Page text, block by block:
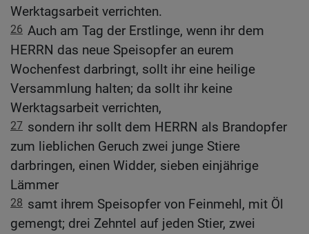
Werktagsarbeit verrichten.
26 Auch am Tag der Erstlinge, wenn ihr dem
HERRN das neue Speisopfer an eurem
Wochenfest darbringt, sollt ihr eine heilige
Versammlung halten; da sollt ihr keine
Werktagsarbeit verrichten,
27 sondern ihr sollt dem HERRN als Brandopfer
zum lieblichen Geruch zwei junge Stiere
darbringen, einen Widder, sieben einjährige
Lämmer
28 samt ihrem Speisopfer von Feinmehl, mit Öl
gemengt; drei Zehntel auf jeden Stier, zwei